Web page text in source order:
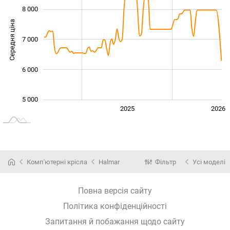
Середня ціна 5 000
5 000
6 000
7 000
8 000
2025 2026
Комп'ютерні крісла Halmar Фільтр Усі моделі
Повна версія сайту
Політика конфіденційності
Запитання й побажання щодо сайту